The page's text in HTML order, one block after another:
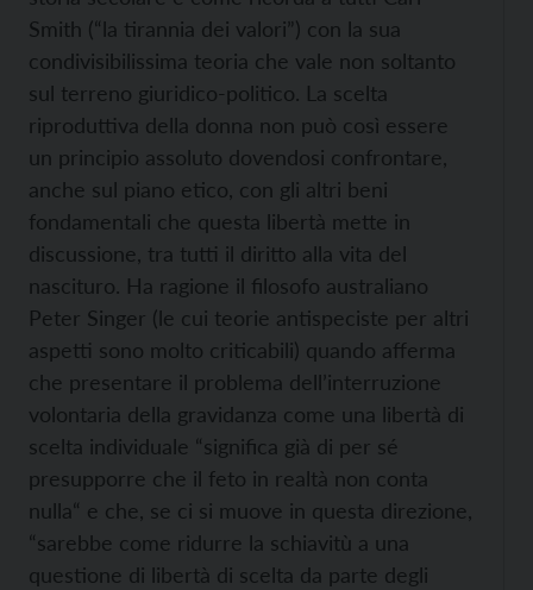
Smith (“la tirannia dei valori”) con la sua
condivisibilissima teoria che vale non soltanto
sul terreno giuridico-politico. La scelta
riproduttiva della donna non può così essere
un principio assoluto dovendosi confrontare,
anche sul piano etico, con gli altri beni
fondamentali che questa libertà mette in
discussione, tra tutti il diritto alla vita del
nascituro. Ha ragione il filosofo australiano
Peter Singer (le cui teorie antispeciste per altri
aspetti sono molto criticabili) quando afferma
che presentare il problema dell’interruzione
volontaria della gravidanza come una libertà di
scelta individuale “significa già di per sé
presupporre che il feto in realtà non conta
nulla“ e che, se ci si muove in questa direzione,
“sarebbe come ridurre la schiavitù a una
questione di libertà di scelta da parte degli